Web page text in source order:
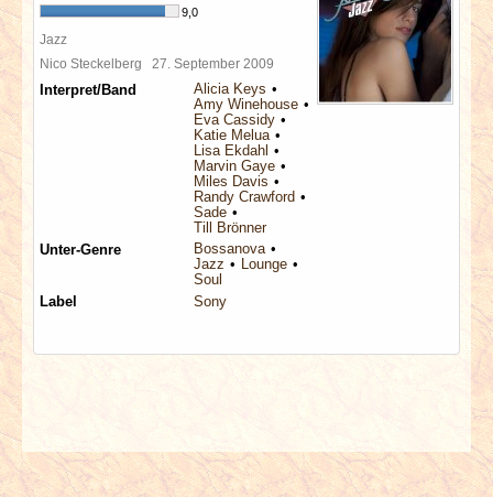
9,0
Jazz
Nico Steckelberg 27. September 2009
Interpret/Band
Alicia Keys
Amy Winehouse
Eva Cassidy
Katie Melua
Lisa Ekdahl
Marvin Gaye
Miles Davis
Randy Crawford
Sade
Till Brönner
Unter-Genre
Bossanova
Jazz
Lounge
Soul
Label
Sony